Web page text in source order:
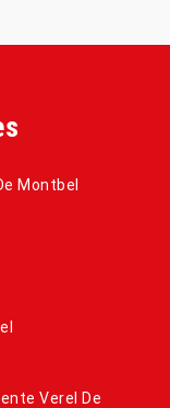
Montbel
Verel De